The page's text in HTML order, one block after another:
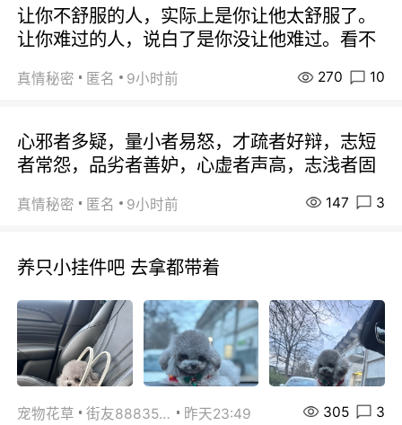
让你不舒服的人，实际上是你让他太舒服了。
让你难过的人，说白了是你没让他难过。看不
真情秘密 匿名 9小时前 270 10
心邪者多疑，量小者易怒，才疏者好辩，志短
者常怨，品劣者善妒，心虚者声高，志浅者固
真情秘密 匿名 9小时前 147 3
养只小挂件吧 去拿都带着
宠物花草 街友88835518 昨天23:49 305 3